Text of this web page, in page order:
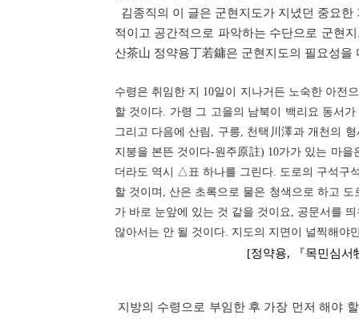
김종직의 이 글은 군현지도가 지녔던 중요
적이고 공간적으로 파악하는 수단으로 군현
산茶山 정약용丁若鏞은 군현지도의 필요성을
수령은 취임한 지 10일이 지나거든 노숙한 아전
할 것이다. 가령 그 고을의 남북이 백리요 동서
그리고 다음에 산림, 구릉, 천택川澤과 개천의
지붕을 본뜬 것이다-원주原註) 10가가 있는 마
더라도 역시 △표 하나를 그린다. 도로의 구석구
할 것이며, 산은 초록으로 물은 청색으로 하고
가 바로 눈앞에 있는 것 같을 것이요, 공문서를
않아서는 안 될 것이다. 지도의 지면이 널찍해야
[정약용, 『목민심서
지방의 수령으로 부임한 후 가장 먼저 해야